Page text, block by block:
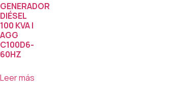
GENERADOR
DIÉSEL
100 KVA |
AGG
C100D6-
60HZ
Leer más